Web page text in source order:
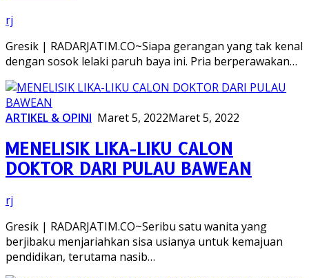
rj
Gresik | RADARJATIM.CO~Siapa gerangan yang tak kenal
dengan sosok lelaki paruh baya ini. Pria berperawakan…
ARTIKEL & OPINI Maret 5, 2022Maret 5, 2022
MENELISIK LIKA-LIKU CALON
DOKTOR DARI PULAU BAWEAN
rj
Gresik | RADARJATIM.CO~Seribu satu wanita yang
berjibaku menjariahkan sisa usianya untuk kemajuan
pendidikan, terutama nasib…